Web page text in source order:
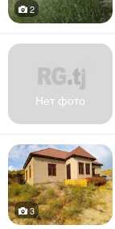
2
Нет фото
3